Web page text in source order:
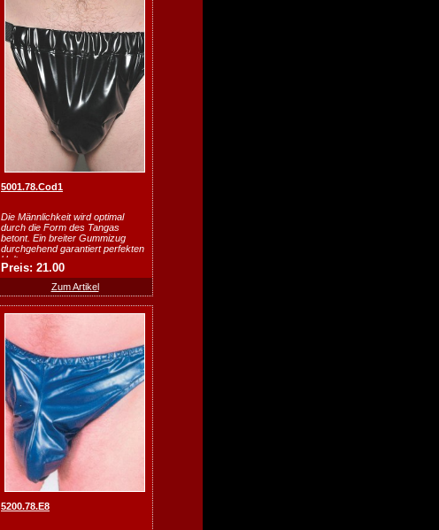
5001.78.Cod1
Die Männlichkeit wird optimal
durch die Form des Tangas
betont. Ein breiter Gummizug
durchgehend garantiert perfekten
Halt.
Preis: 21.00
Zum Artikel
5200.78.E8